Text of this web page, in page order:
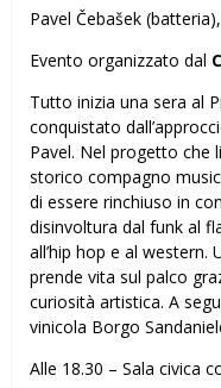
Pavel Čebašek
Evento organizzato dal
Tutto inizia una sera al
conquistato
Pavel. Nel progetto che
storico compagno
di essere rinchiuso in
disinvoltura dal funk al
all’hip hop e al
prende vita sul palco
curiosità artistica. A
vinicola Borgo
Alle 18.30 – Sala civica